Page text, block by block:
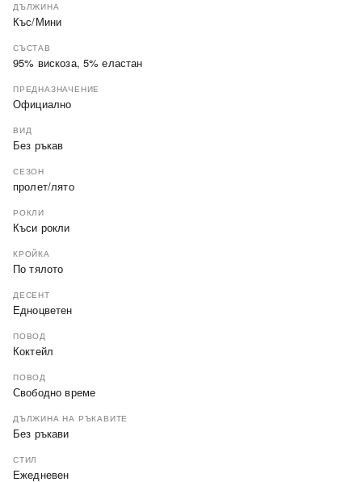
ДЪЛЖИНА
Къс/Мини
СЪСТАВ
95% вискоза, 5% еластан
ПРЕДНАЗНАЧЕНИЕ
Официално
ВИД
Без ръкав
СЕЗОН
пролет/лято
РОКЛИ
Къси рокли
КРОЙКА
По тялото
ДЕСЕНТ
Едноцветен
ПОВОД
Коктейл
ПОВОД
Свободно време
ДЪЛЖИНА НА РЪКАВИТЕ
Без ръкави
СТИЛ
Ежедневен